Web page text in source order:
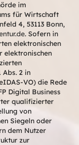
im
für Wirtschaft
4, 53113 Bonn,
. Sofern in
elektronischen
elektronischen
2 in
VO) die Rede
Digital Business
qualifizierter
von
Siegeln oder
dem Nutzer
zur